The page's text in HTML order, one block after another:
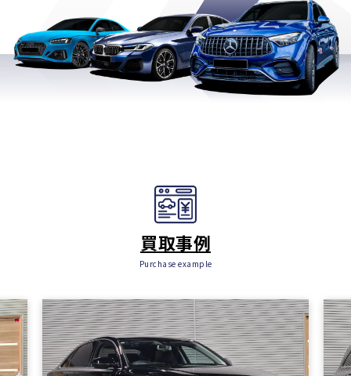
買取事例
Purchase example